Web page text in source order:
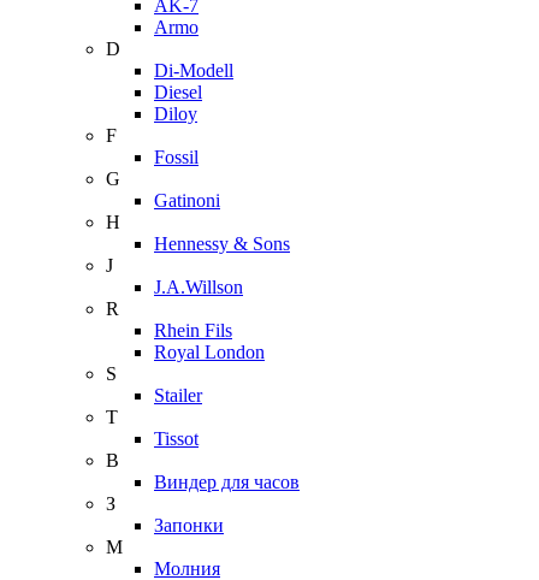
AK-7
Armo
D
Di-Modell
Diesel
Diloy
F
Fossil
G
Gatinoni
H
Hennessy & Sons
J
J.A.Willson
R
Rhein Fils
Royal London
S
Stailer
T
Tissot
В
Виндер для часов
З
Запонки
М
Молния